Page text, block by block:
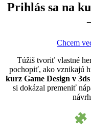
Prihlás sa na
Chcem
Túžiš tvoriť vlastné
pochopiť, ako vznikajú
kurz Game Design v
si dokázal premeniť